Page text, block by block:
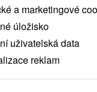
a marketingové
úložisko
uživatelská data
reklam